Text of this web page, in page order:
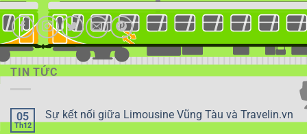
TIN TỨC
05
Th12
Sự kết nối giữa Limousine Vũng Tàu và Travelin.vn